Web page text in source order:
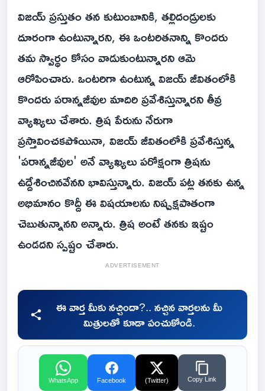
విజయ్ ప్రస్తుతం తన కుటుంబానికి, తల్లిదండ్రులకు
దూరంగా ఉంటున్నారని, ఈ ఒంటరితనాన్ని కొందరు
తమ స్వార్థం కోసం వాడుకుంటున్నారని ఆమె
ఆరోపించారు. ఒంటరిగా ఉంటున్న విజయ్ జీవితంలోకి
కొందరు పరాన్నజీవుల మాదిరి ప్రవేశిస్తున్నారని తీవ్ర
వ్యాఖ్యలు చేశారు. త్రిష పేరును నేరుగా
ప్రస్తావించకపోయినా, విజయ్ జీవితంలోకి ప్రవేశిస్తున్న
'పరాన్నజీవుల' అనే వ్యాఖ్యలు పరోక్షంగా త్రిషను
ఉద్దేశించినవేనని భావిస్తున్నారు. విజయ్ పట్ల తనకు ఉన్న
అభిమానం కొద్దీ ఈ విషయాలను నిష్పక్షపాతంగా
చెబుతున్నానని అన్నారు. త్రిష అంటే తనకు ఇష్టం
ఉండదని స్పష్టం చేశారు.
ADVERTISEMENT
ఈ వార్త మీకు నచ్చిందా?.. నచ్చిన వార్తలను మీ
మిత్రులతో కూడా పంచుకోండి.
WhatsApp Facebook (Twitter) Copy Link